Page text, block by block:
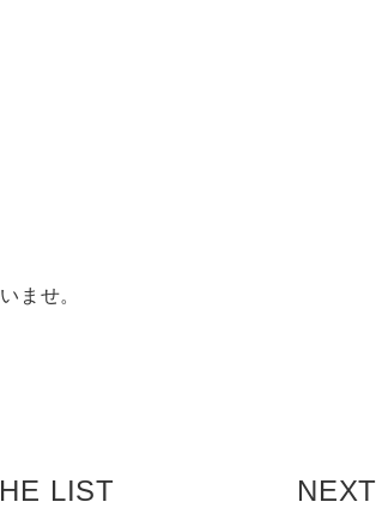
ませ。
LIST NEXT